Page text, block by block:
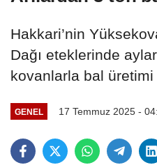
Hakkari’nin
Dağı eteklerinde
kovanlarla bal üretimi
GENEL 17 Temmuz 2025 -